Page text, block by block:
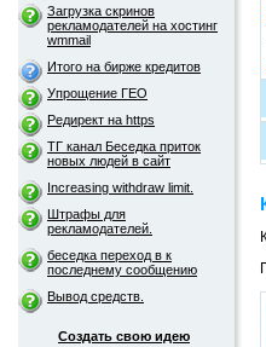
Загрузка скринов
рекламодателей на хостинг
wmmail
Итого на бирже кредитов
Упрощение ГЕО
Редирект на https
ТГ канал Беседка приток
новых людей в сайт
Increasing withdraw limit.
Штрафы для
рекламодателей.
беседка переход в к
последнему сообщению
Вывод средств.
Создать свою идею